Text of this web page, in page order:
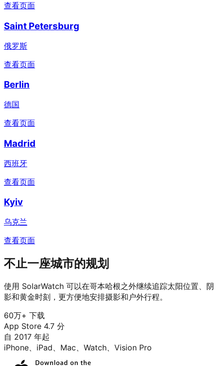
查看页面
Saint Petersburg
俄罗斯
查看页面
Berlin
德国
查看页面
Madrid
西班牙
查看页面
Kyiv
乌克兰
查看页面
不止一座城市的规划
使用 SolarWatch 可以在哥本哈根之外继续追踪太阳位置、阴
影和黄金时刻，更方便地安排摄影和户外行程。
60万+ 下载
App Store 4.7 分
自 2017 年起
iPhone、iPad、Mac、Watch、Vision Pro